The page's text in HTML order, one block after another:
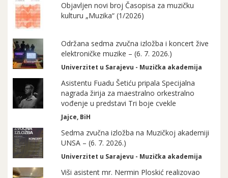
Objavljen novi broj Časopisa za muzičku
kulturu „Muzika“ (1/2026)
Održana sedma zvučna izložba i koncert žive
elektroničke muzike – (6. 7. 2026.)
Univerzitet u Sarajevu - Muzička akademija
Asistentu Fuadu Šetiću pripala Specijalna
nagrada žirija za maestralno orkestralno
vođenje u predstavi Tri boje cvekle
Jajce, BiH
Sedma zvučna izložba na Muzičkoj akademiji
UNSA – (6. 7. 2026.)
Univerzitet u Sarajevu - Muzička akademija
Viši asistent mr. Nermin Ploskić realizovao